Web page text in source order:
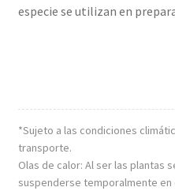
especie se utilizan en
*Sujeto a las condiciones
transporte.
Olas de calor: Al ser las plantas
suspenderse temporalmente en